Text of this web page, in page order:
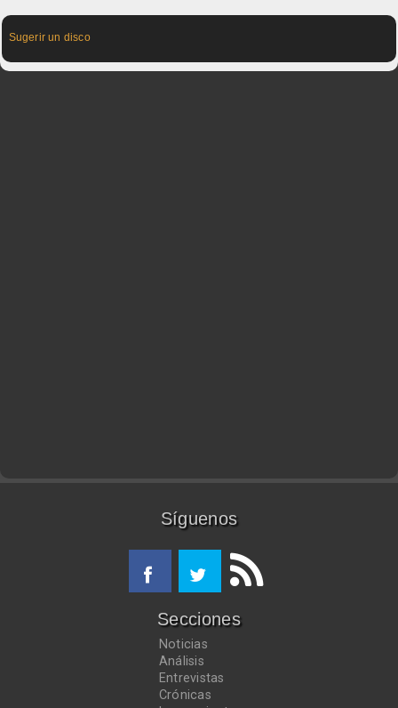
Sugerir un disco
Síguenos
Secciones
Noticias
Análisis
Entrevistas
Crónicas